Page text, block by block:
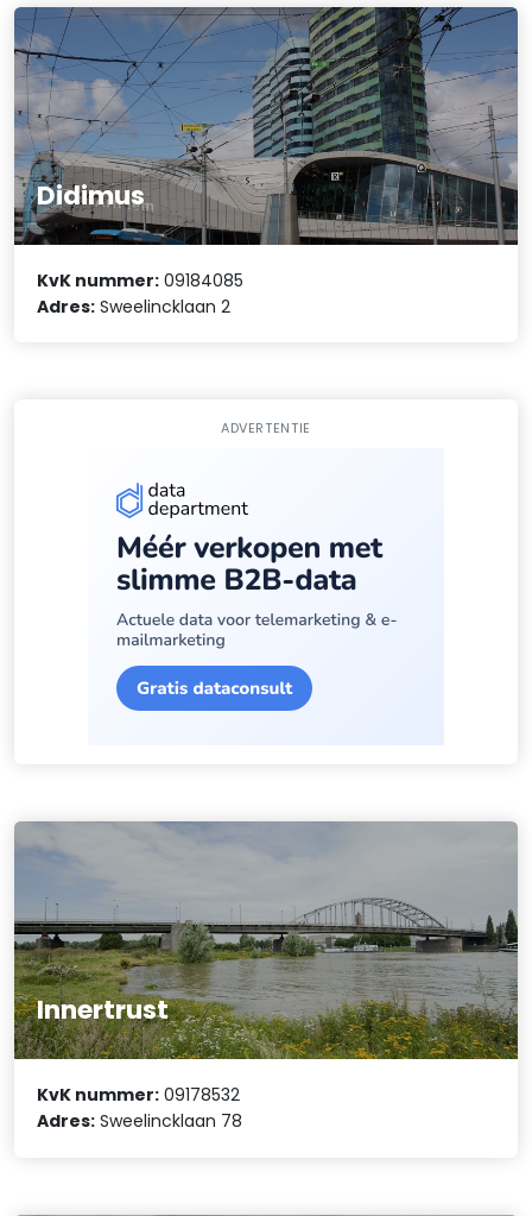
Didimus
KvK nummer: 09184085
Adres: Sweelincklaan 2
ADVERTENTIE
Innertrust
KvK nummer: 09178532
Adres: Sweelincklaan 78